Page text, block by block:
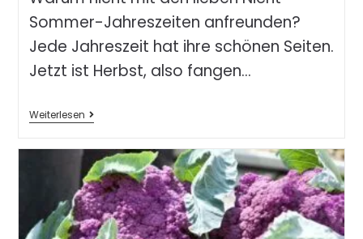
Sommer-Jahreszeiten anfreunden?
Jede Jahreszeit hat ihre schönen Seiten.
Jetzt ist Herbst, also fangen…
Weiterlesen